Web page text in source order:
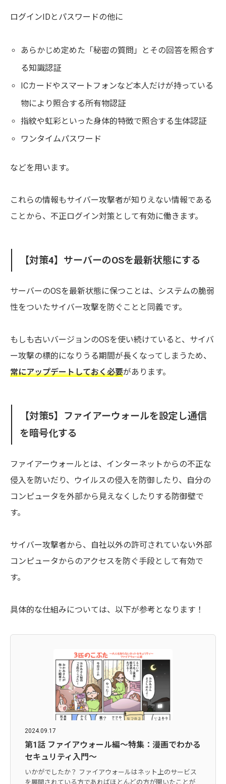
ログインIDとパスワードの他に
あらかじめ定めた「秘密の質問」とその回答を照合す
る知識認証
ICカードやスマートフォンなど本人だけが持っている
物により照合する所有物認証
指紋や虹彩といった身体的特徴で照合する生体認証
ワンタイムパスワード
などを用います。
これらの情報もサイバー攻撃者が知りえない情報である
ことから、不正ログイン対策として有効に働きます。
【対策4】サーバーのOSを最新状態にする
サーバーのOSを最新状態に保つことは、システムの脆弱
性をついたサイバー攻撃を防ぐことと同義です。
もしも古いバージョンのOSを使い続けていると、サイバ
ー攻撃の標的になりうる期間が長くなってしまうため、
常にアップデートしておく必要があります。
【対策5】ファイアーウォールを設定し通信
を暗号化する
ファイアーウォールとは、インターネットからの不正な
侵入を防いだり、ウイルスの侵入を防御したり、自分の
コンピュータを外部から見えなくしたりする防御壁で
す。
サイバー攻撃者から、自社以外の許可されていない外部
コンピュータからのアクセスを防ぐ手段として有効で
す。
具体的な仕組みについては、以下が参考となります！
2024.09.17
第1話 ファイアウォール編〜特集：漫画でわかる
セキュリティ入門〜
いかがでしたか？ ファイアウォールはネット上のサービス
を展開されている方であればほとんどの方が聞いたことが